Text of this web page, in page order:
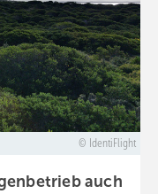
IdentiFlight
auch